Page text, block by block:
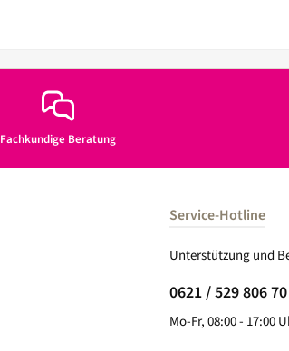
Fachkundige Beratung
Service-Hotline
Unterstützung und
0621 / 529 806 70
Mo-Fr, 08:00 - 17:00